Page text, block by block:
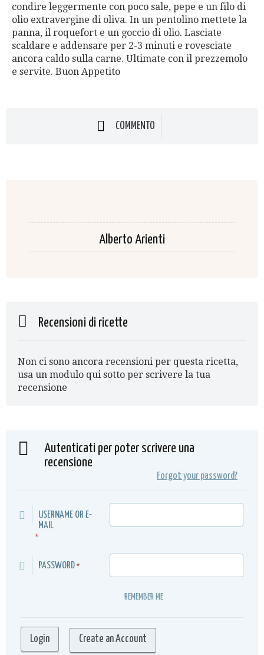
condire leggermente con poco sale, pepe e un filo di
olio extravergine di oliva. In un pentolino mettete la
panna, il roquefort e un goccio di olio. Lasciate
scaldare e addensare per 2-3 minuti e rovesciate
ancora caldo sulla carne. Ultimate con il prezzemolo
e servite. Buon Appetito
COMMENTO
Alberto Arienti
Recensioni di ricette
Non ci sono ancora recensioni per questa ricetta,
usa un modulo qui sotto per scrivere la tua
recensione
Autenticati per poter scrivere una
recensione
Forgot your password?
USERNAME OR E-
MAIL
*
PASSWORD *
REMEMBER ME
Create an Account